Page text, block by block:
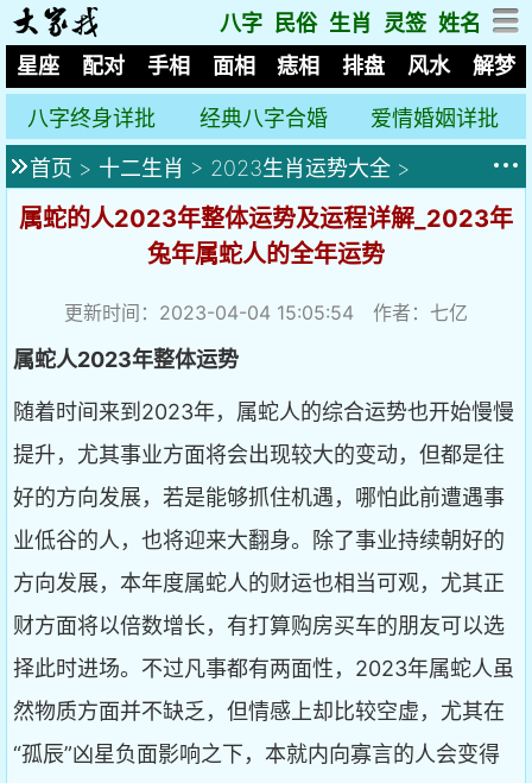
八字 民俗 生肖 灵签 姓名
星座
配对 手相 面相 痣相 排盘 风水 解梦
八字终身详批 经典八字合婚
爱情婚姻详批
首页 > 十二生肖 > 2023生肖运势大全 >
属蛇的人2023年整体运势及运程详解_2023年
兔年属蛇人的全年运势
更新时间：2023-04-04 15:05:54 作者：七亿
属蛇人2023年整体运势
随着时间来到2023年，属蛇人的综合运势也开始慢慢
提升，尤其事业方面将会出现较大的变动，但都是往
好的方向发展，若是能够抓住机遇，哪怕此前遭遇事
业低谷的人，也将迎来大翻身。除了事业持续朝好的
方向发展，本年度属蛇人的财运也相当可观，尤其正
财方面将以倍数增长，有打算购房买车的朋友可以选
择此时进场。不过凡事都有两面性，2023年属蛇人虽
然物质方面并不缺乏，但情感上却比较空虚，尤其在
“孤辰”凶星负面影响之下，本就内向寡言的人会变得